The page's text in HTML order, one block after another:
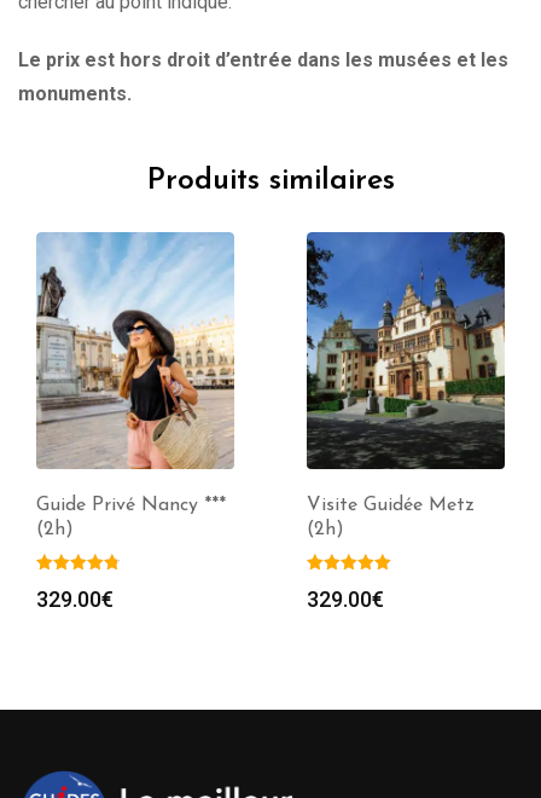
Le prix est hors droit d’entrée dans les musées et les
monuments.
Produits similaires
Guide Privé Nancy ***
(2h)
329.00€
Visite Guidée Metz
(2h)
329.00€